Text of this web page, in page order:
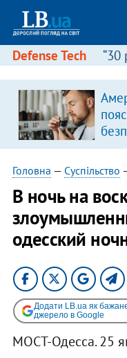
Defense Tech “30
Головна — Суспільство
В ночь на
одесский
Додати LB.ua як
джерело в Google
МОСТ-Одесса. 25